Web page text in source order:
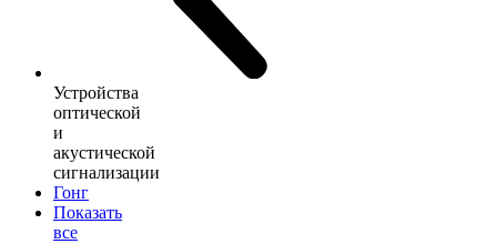
Устройства
оптической
и
акустической
сигнализации
Гонг
Показать
все